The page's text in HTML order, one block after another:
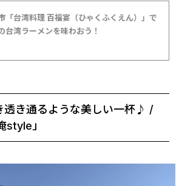
「台湾料理 百福宴（ひゃくふくえん）」で
台湾ラーメンを味わおう！
き通るような美しい一杯♪ /
style」